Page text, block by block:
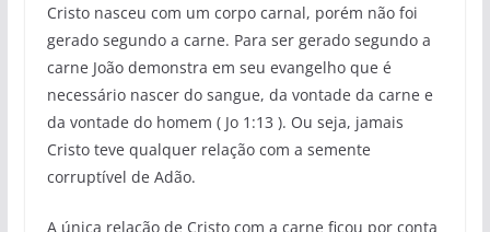
Cristo nasceu com um corpo carnal, porém não foi
gerado segundo a carne. Para ser gerado segundo a
carne João demonstra em seu evangelho que é
necessário nascer do sangue, da vontade da carne e
da vontade do homem ( Jo 1:13 ). Ou seja, jamais
Cristo teve qualquer relação com a semente
corruptível de Adão.
A única relação de Cristo com a carne ficou por conta